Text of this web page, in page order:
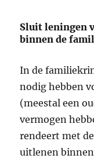
Sluit leningen
binnen de
In de
nodig hebben
(meestal een
vermogen
rendeert met
uitlenen